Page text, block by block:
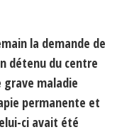
la demande de
détenu du centre
maladie
permanente et
ci avait été